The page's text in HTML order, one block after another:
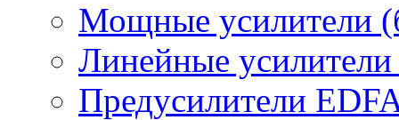
Мощные усилители
Линейные
Предусилители